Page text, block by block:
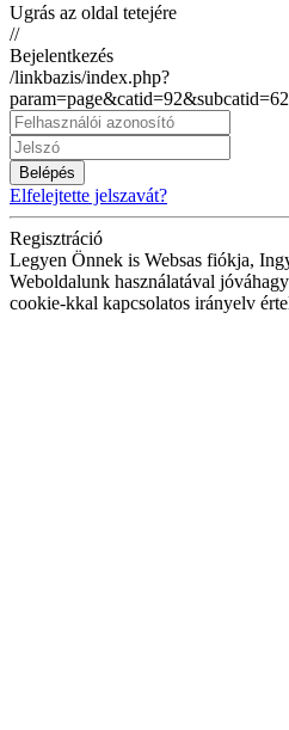
Ugrás az oldal tetejére
//
Bejelentkezés
/linkbazis/index.php?
Belépés
Elfelejtette jelszavát?
Regisztráció
Legyen Önnek is Websas fiókja,
Weboldalunk használatával
cookie-kkal kapcsolatos irányelv